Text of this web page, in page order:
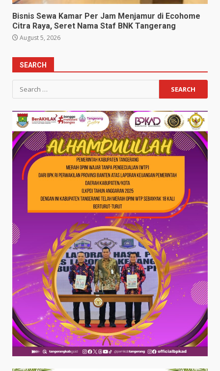
Bisnis Sewa Kamar Per Jam Menjamur di Ecohome
Citra Raya, Seret Nama Staf BNK Tangerang
August 5, 2026
SEARCH
Search
for: